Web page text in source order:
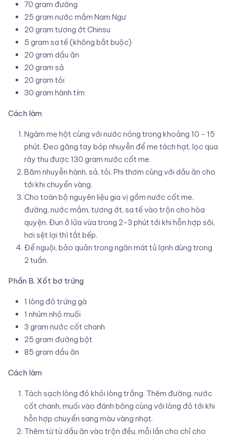
70 gram đường
25 gram nước mắm Nam Ngư
20 gram tương ớt Chinsu
5 gram sa tế (không bắt buộc)
20 gram dầu ăn
20 gram sả
20 gram tỏi
30 gram hành tím
Cách làm
Ngâm me hột cùng với nước nóng trong khoảng 10 - 15
phút. Đeo găng tay bóp nhuyễn để me tách hạt, lọc qua
rây thu được 130 gram nước cốt me.
Băm nhuyễn hành, sả, tỏi. Phi thơm cùng với dầu ăn cho
tới khi chuyển vàng.
Cho toàn bộ nguyên liệu gia vị gồm nước cốt me,
đường, nước mắm, tương ớt, sa tế vào trộn cho hòa
quyện. Đun ở lửa vừa trong 2-3 phút tới khi hỗn hợp sôi,
hơi sệt lại thì tắt bếp.
Để nguội, bảo quản trong ngăn mát tủ lạnh dùng trong
2 tuần.
Phần B. Xốt bơ trứng
1 lòng đỏ trứng gà
1 nhúm nhỏ muối
3 gram nước cốt chanh
25 gram đường bột
85 gram dầu ăn
Cách làm
Tách sạch lòng đỏ khỏi lòng trắng. Thêm đường, nước
cốt chanh, muối vào đánh bông cùng với lòng đỏ tới khi
hỗn hợp chuyển sang màu vàng nhạt.
Thêm từ từ dầu ăn vào trộn đều, mỗi lần cho chỉ cho